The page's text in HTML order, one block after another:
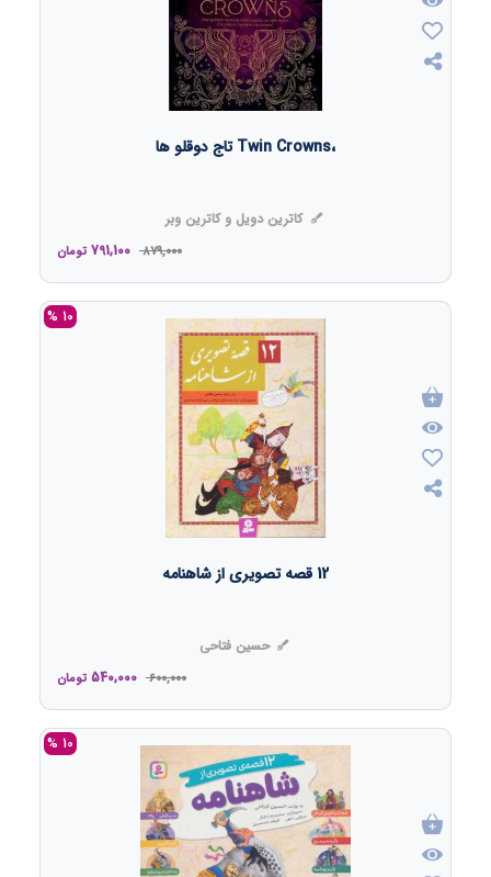
،Twin Crowns تاج‌ دوقلو ها
کاترین دویل و کاترین وبر
879,000
791,100 تومان
10 %
12 قصه تصویری از شاهنامه
حسین فتاحی
600,000
540,000 تومان
10 %